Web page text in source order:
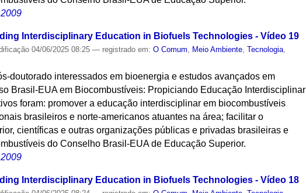
Interdisciplinary Education in Biofuels Technologies - Vídeo 19
04/06/2025 08:25— registrado em:O Comum Meio Ambiente ,Tecnologia
doutorado interessados em bioenergia e estudos avançados em
Brasil-EUA em Biocombustíveis: Propiciando Educação Interdisciplinar
foram: promover a educação interdisciplinar em biocombustíveis
brasileiros e norte-americanos atuantes na área; facilitar o
científicas e outras organizações públicas e privadas brasileiras e
do Conselho Brasil-EUA de Educação Superior.
Interdisciplinary Education in Biofuels Technologies - Vídeo 18